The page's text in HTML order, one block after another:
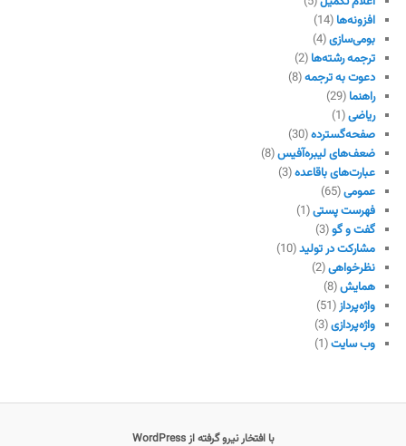
افزونه‌ها (14)
بومی‌سازی(4)
ترجمه رشته‌ها (2)
دعوت به ترجمه(8)
راهنما (29)
ریاضی(1)
صفحه‌گسترده(30)
ضعف‌های لیبره‌آفیس(8)
عبارت‌های باقاعده(3)
عمومی(65)
فهرست پستی(1)
گفت و گو(3)
مشارکت در تولید(10)
نظرخواهی(2)
همایش(8)
واژه‌پرداز(51)
واژه‌پردازی(3)
وب سایت(1)
با افتخار نیرو گرفته از WordPress